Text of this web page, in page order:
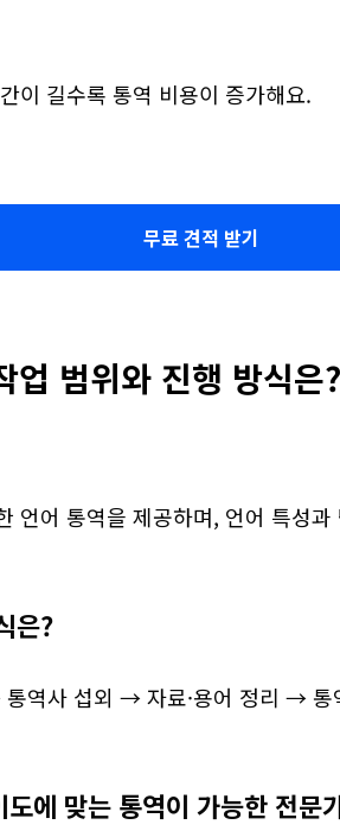
이 길수록 통역 비용이 증가해요.
무료 견적 받기
업 범위와 진행 방식은?
언어 통역을 제공하며, 언어 특성
은?
통역사 섭외 → 자료·용어 정리 →
에 맞는 통역이 가능한 전문